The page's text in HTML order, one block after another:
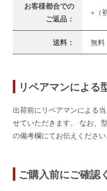
お客様都合での
ご返品：
×（
送料： 無料
リペアマンによる
出荷前にリペアマンによる
せていただきます。 なお、
の備考欄にてお伝えください
ご購入前にご確認